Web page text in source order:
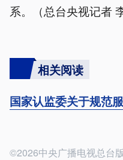
系。（总台央视记者
相关阅读
国家认监委关于规范
©2026中央广播电视总台